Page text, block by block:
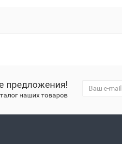
предложения!
наших товаров